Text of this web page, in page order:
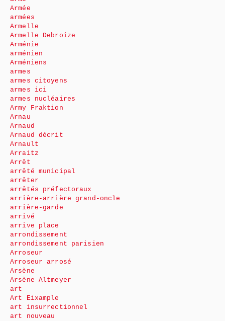
Armée
armées
Armelle
Armelle Debroize
Arménie
arménien
Arméniens
armes
armes citoyens
armes ici
armes nucléaires
Army Fraktion
Arnau
Arnaud
Arnaud décrit
Arnault
Arraitz
Arrêt
arrêté municipal
arrêter
arrêtés préfectoraux
arrière-arrière grand-oncle
arrière-garde
arrivé
arrive place
arrondissement
arrondissement parisien
Arroseur
Arroseur arrosé
Arsène
Arsène Altmeyer
art
Art Eixample
art insurrectionnel
art nouveau